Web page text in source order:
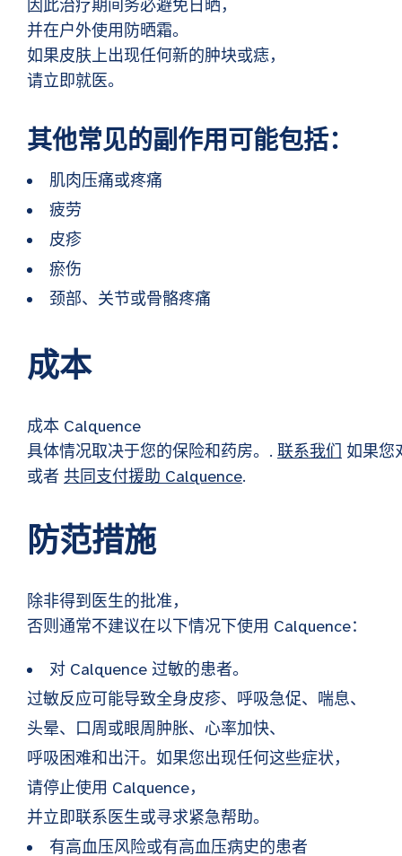
因此治疗期间务必避免日晒，
并在户外使用防晒霜。
如果皮肤上出现任何新的肿块或痣，
请立即就医。
其他常见的副作用可能包括：
肌肉压痛或疼痛
疲劳
皮疹
瘀伤
颈部、关节或骨骼疼痛
成本
成本 Calquence
具体情况取决于您的保险和药房。. 联系我们 如果您
或者 共同支付援助 Calquence.
防范措施
除非得到医生的批准，
否则通常不建议在以下情况下使用 Calquence：
对 Calquence 过敏的患者。
过敏反应可能导致全身皮疹、呼吸急促、喘息、
头晕、口周或眼周肿胀、心率加快、
呼吸困难和出汗。如果您出现任何这些症状，
请停止使用 Calquence，
并立即联系医生或寻求紧急帮助。
有高血压风险或有高血压病史的患者